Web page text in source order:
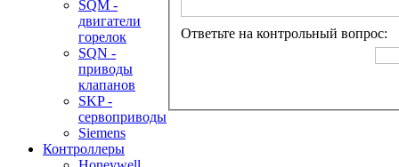
SQM -
двигатели
горелок
SQN -
приводы
клапанов
SKP -
сервоприводы
Siemens
Контроллеры
Ответьте на контрольный вопрос: